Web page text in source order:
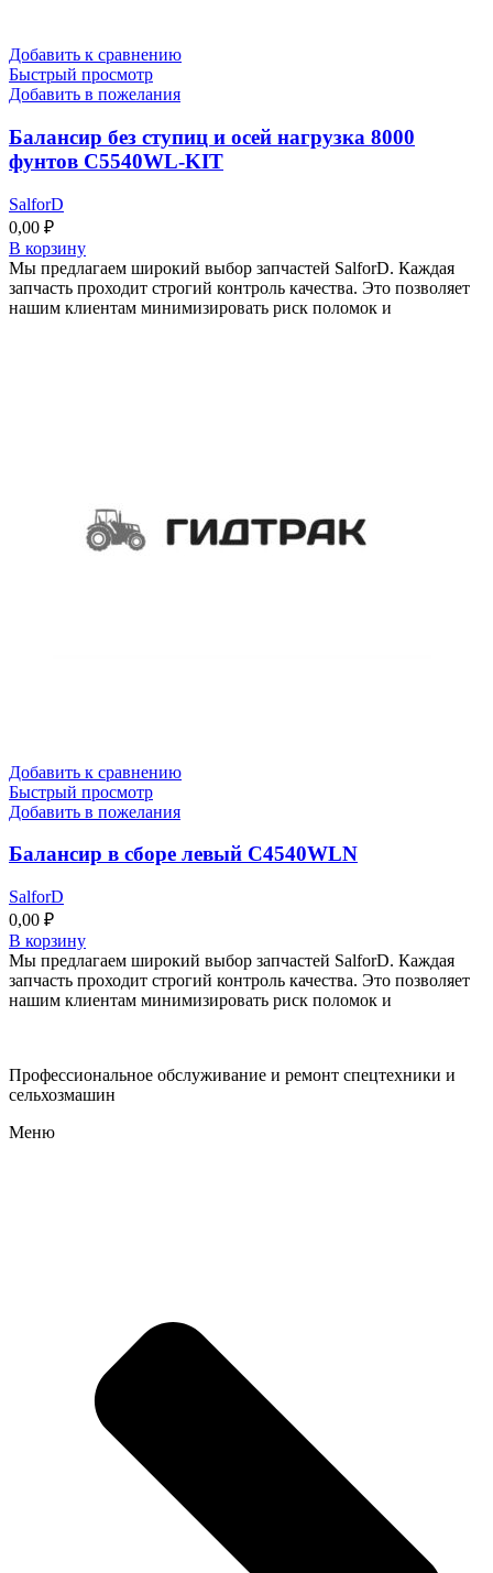
Добавить к сравнению
Быстрый просмотр
Добавить в пожелания
Балансир без ступиц и осей нагрузка 8000
фунтов C5540WL-KIT
SalforD
0,00 ₽
В корзину
Мы предлагаем широкий выбор запчастей SalforD. Каждая
запчасть проходит строгий контроль качества. Это позволяет
нашим клиентам минимизировать риск поломок и
Добавить к сравнению
Быстрый просмотр
Добавить в пожелания
Балансир в сборе левый C4540WLN
SalforD
0,00 ₽
В корзину
Мы предлагаем широкий выбор запчастей SalforD. Каждая
запчасть проходит строгий контроль качества. Это позволяет
нашим клиентам минимизировать риск поломок и
Профессиональное обслуживание и ремонт спецтехники и
сельхозмашин
Меню